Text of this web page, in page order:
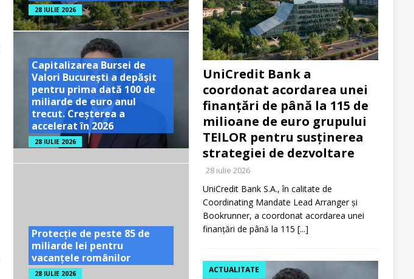
28 IULIE 2026
Capitalizarea Bursei de
Valori București a depășit
pentru prima dată 100 de
miliarde de euro anul
trecut. Creșterea a
accelerat în 2026
28 IULIE 2026
Protecție de peste 85 de
miliarde lei pentru
vacanțele românilor
28 IULIE 2026
UniCredit Bank a
coordonat acordarea unei
finanțări de până la 115 de
milioane de euro grupului
TEILOR pentru susținerea
strategiei de dezvoltare
28 iulie 2026
UniCredit Bank S.A., în calitate de
Coordinating Mandate Lead Arranger și
Bookrunner, a coordonat acordarea unei
finanțări de până la 115 [...]
ACTUALITATE